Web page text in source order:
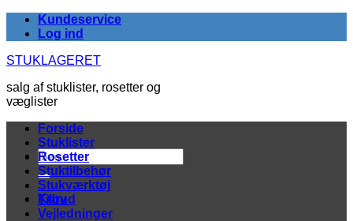
FortsætKundeservice
Log ind
STUKLAGERET
salg af stuklister, rosetter og
væglister
Søg
efter:
Kurv
Forside
Stuklister
Rosetter
Stuktilbehør
Stukværktøj
Tilbud
Vejledninger